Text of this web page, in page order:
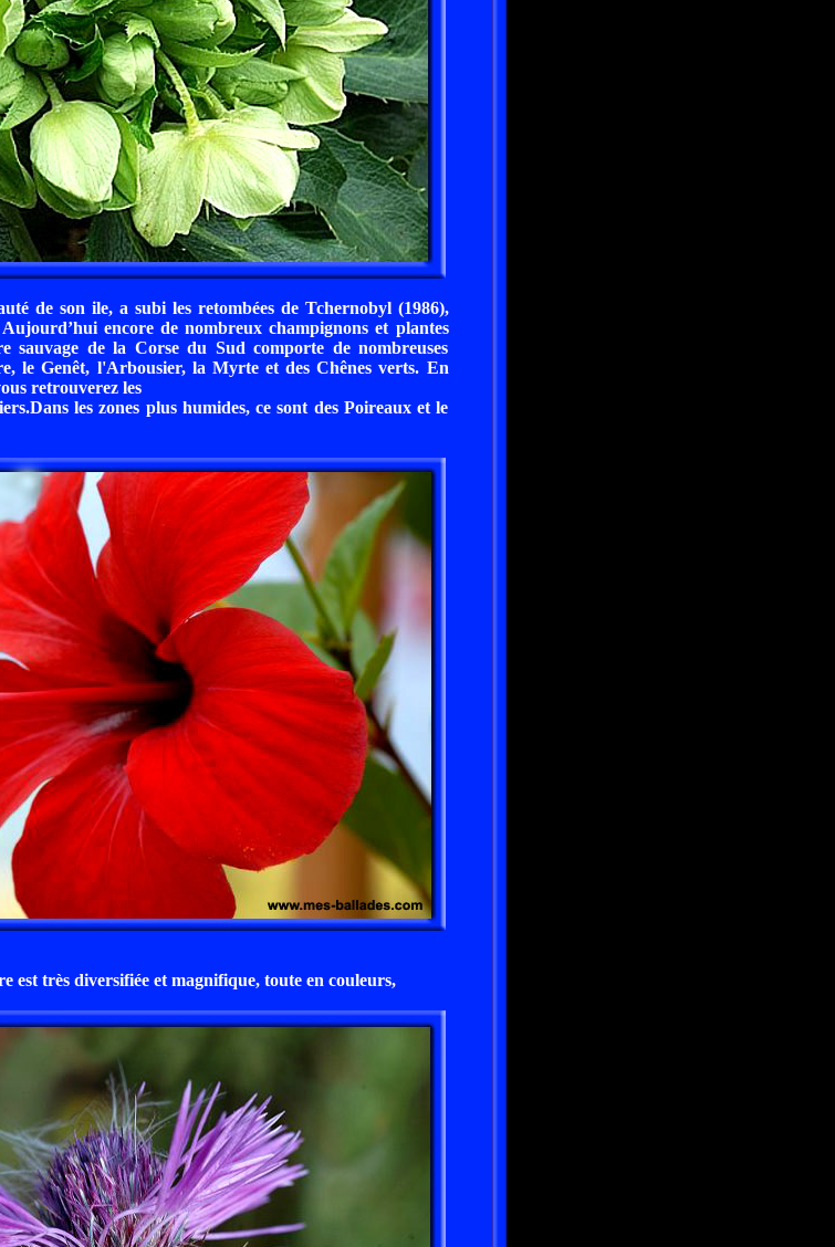
de son ile, a subi les retombées de Tchernobyl (1986),
encore de nombreux champignons et plantes
sauvage de la Corse du Sud comporte de nombreuses
le Genêt, l'Arbousier, la Myrte et des Chênes verts. En
retrouverez les
les zones plus humides, ce sont des Poireaux et le
est très diversifiée et magnifique, toute en couleurs,